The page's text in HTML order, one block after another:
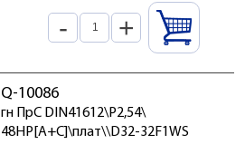
- +
Q-10086
гн ПрС DIN41612\P2,54\
48HP[A+C]\плат\\D32-32F1WS